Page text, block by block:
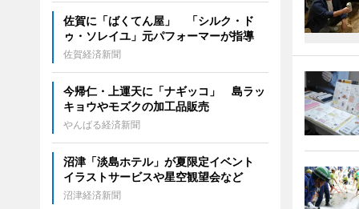
佐賀に「ばくてん屋」 「シルク・ド
ゥ・ソレイユ」元パフォーマーが指導
佐賀経済新聞
今帰仁・上運天に「ナギッコ」 島ラッ
キョウやモズクの加工品販売
やんばる経済新聞
沼津「淡島ホテル」が夏限定イベント
イラストサービスや星空観望会など
沼津経済新聞